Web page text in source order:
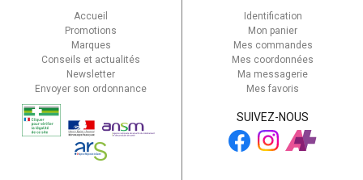
Accueil
Promotions
Marques
Conseils et actualités
Newsletter
Envoyer son ordonnance
Identification
Mon panier
Mes commandes
Mes coordonnées
Ma messagerie
Mes favoris
SUIVEZ-NOUS